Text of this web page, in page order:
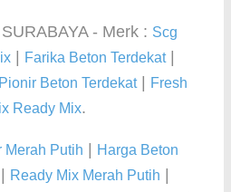
- Merk : Scg
Farika Beton Terdekat|
Pionir Beton Terdekat|
Fresh
Ready Mix.
Merah Putih
Harga Beton
Ready Mix Merah Putih